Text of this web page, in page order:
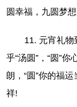
圆幸福，九圆梦
11. 元宵礼
乎“汤圆”，“圆”
朗，“圆”你的福
祥!